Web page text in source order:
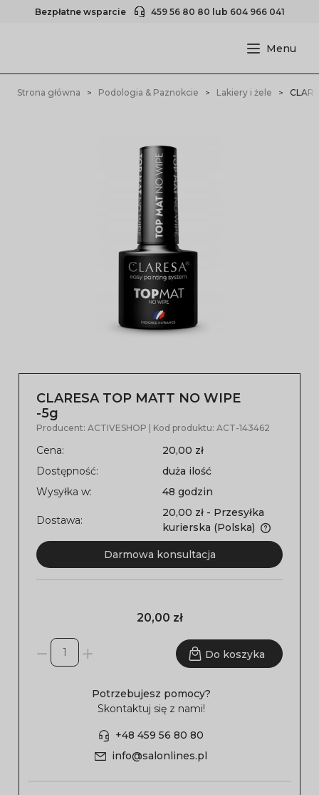
Bezpłatne wsparcie 459 56 80 80 lub 604 966 041
Strona główna Podologia & Paznokcie Lakiery i żele
CLARESA TOP MATT NO WIPE
-5g
Producent: ACTIVESHOP | Kod produktu: ACT-143462
Cena:
20,00 zł
Dostępność:
duża ilość
Wysyłka w:
48 godzin
Dostawa:
20,00 zł - Przesyłka
kurierska (Polska)
Darmowa konsultacja
20,00 zł
Do koszyka
Potrzebujesz pomocy?
Skontaktuj się z nami!
+48 459 56 80 80
info@salonlines.pl